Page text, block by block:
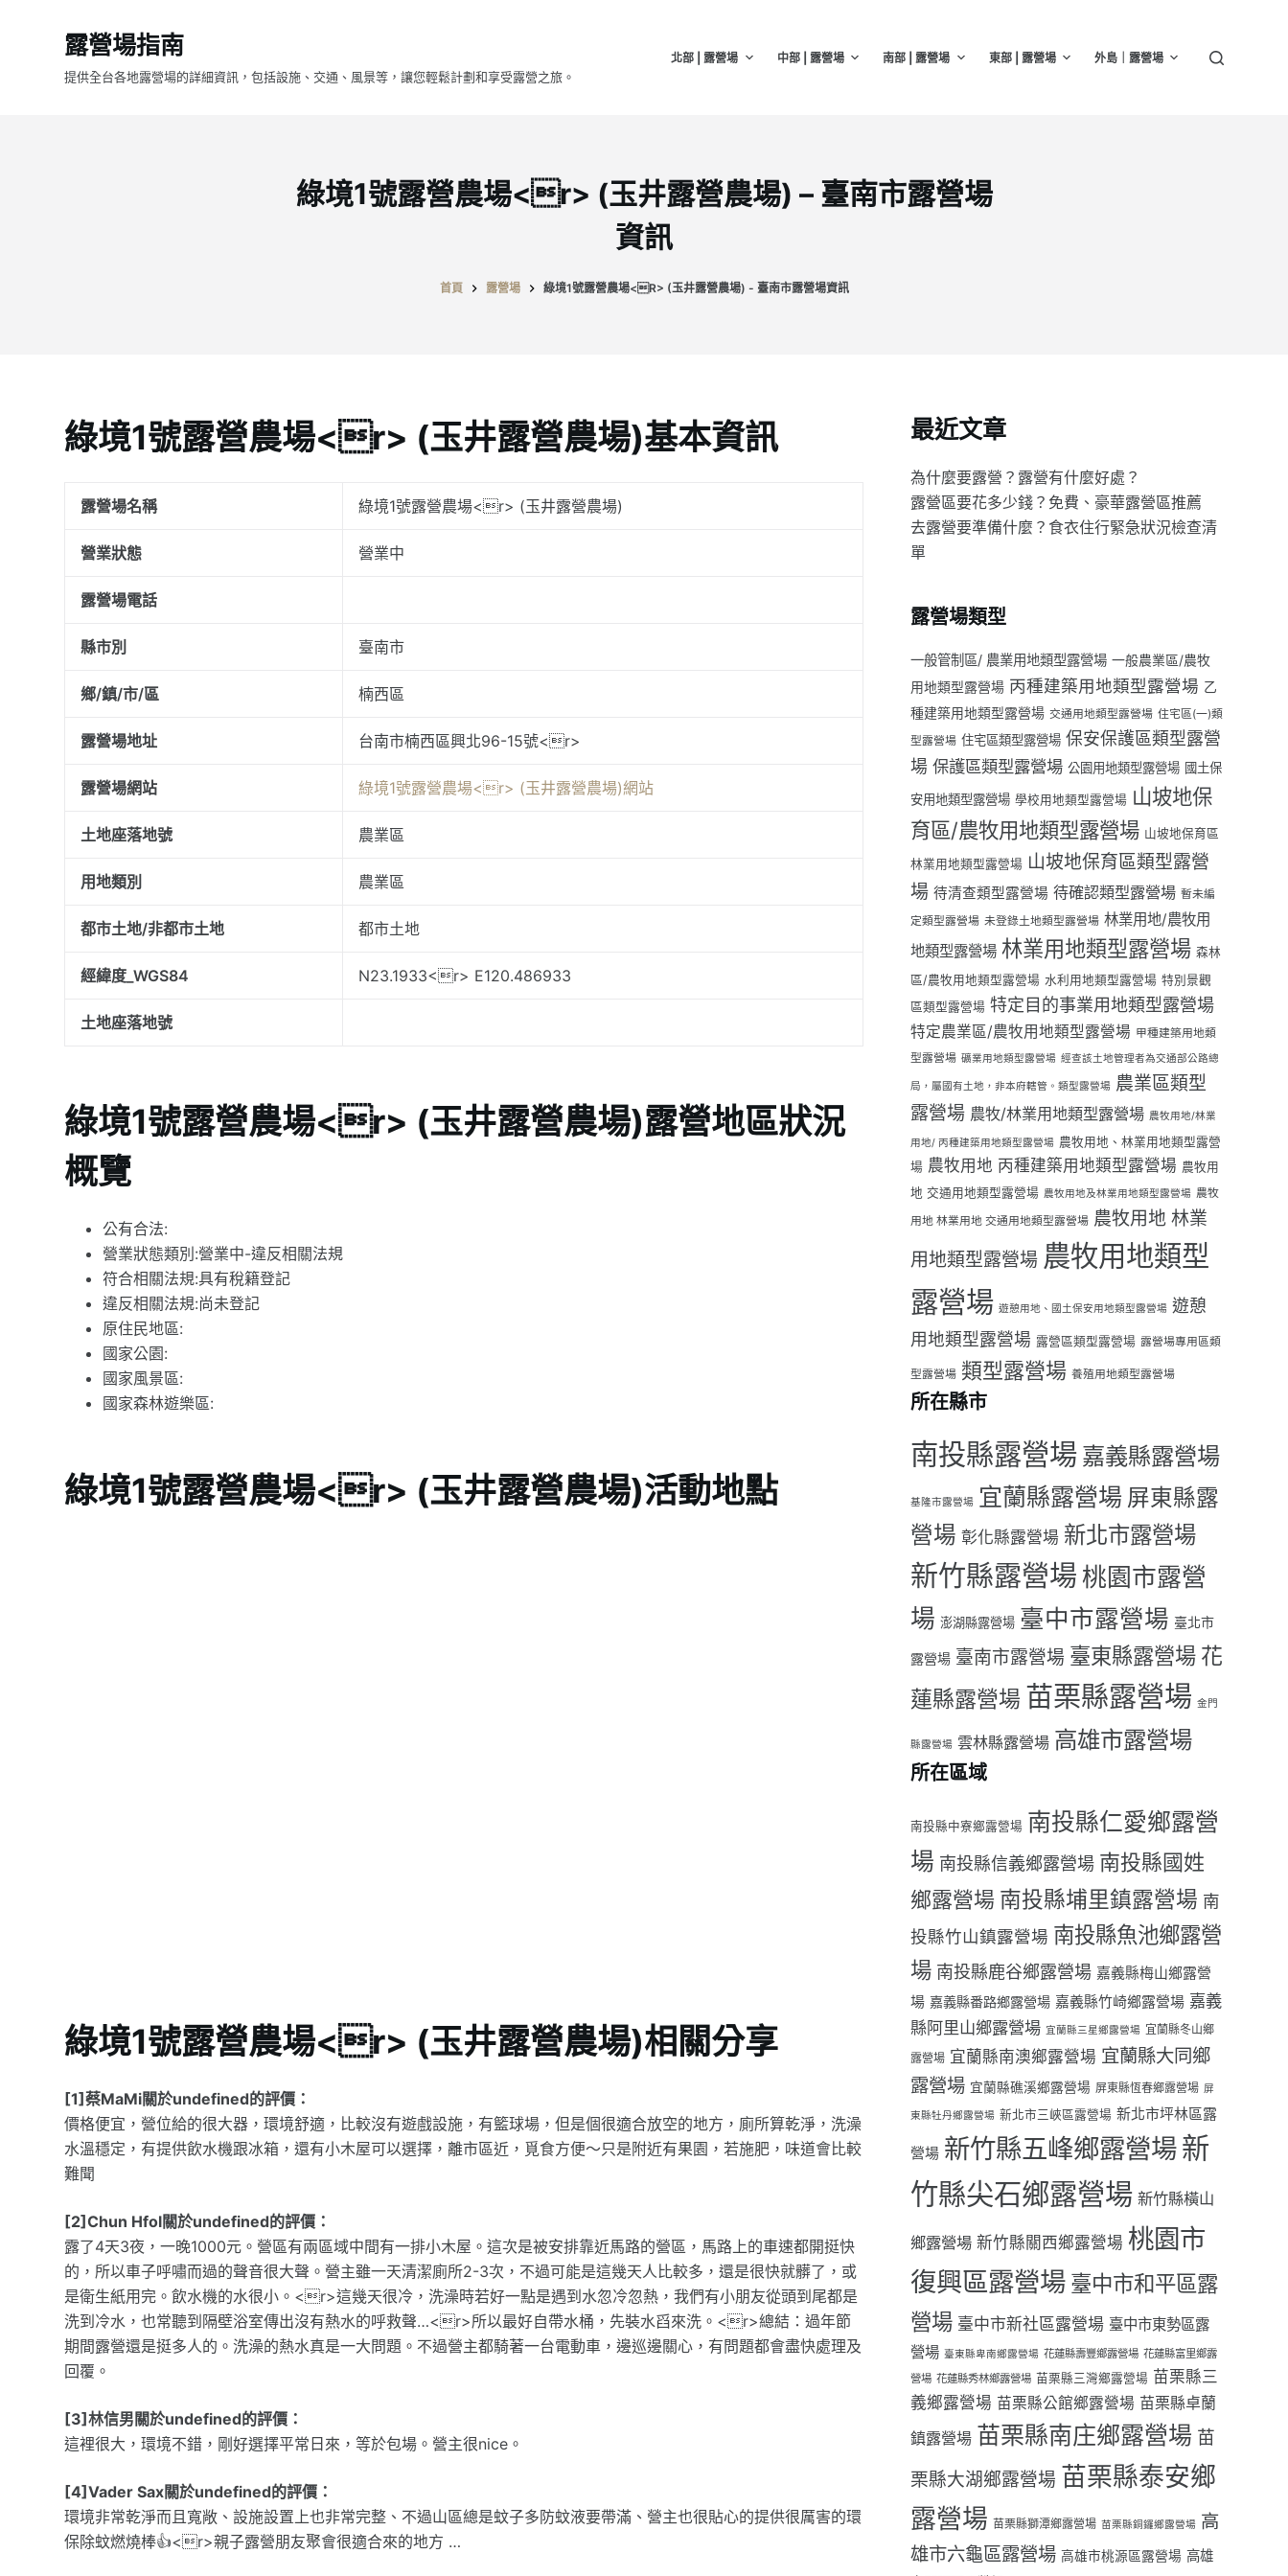
露營場指南
提供全台各地露營場的詳細資訊，包括設施、交通、風景等，讓您輕鬆計劃和享受露營之旅。
北部 | 露營場 中部 | 露營場 南部 | 露營場 東部 | 露營場 外島｜露營場
綠境1號露營農場<r> (玉井露營農場) – 臺南市露營場
資訊
首頁 露營場 綠境1號露營農場<R> (玉井露營農場) - 臺南市露營場資訊
綠境1號露營農場<r> (玉井露營農場)基本資訊
露營場名稱 綠境1號露營農場<r> (玉井露營農場)
營業狀態 營業中
露營場電話
縣市別 臺南市
鄉/鎮/市/區 楠西區
露營場地址 台南市楠西區興北96-15號<r>
露營場網站 綠境1號露營農場<r> (玉井露營農場)網站
土地座落地號 農業區
用地類別 農業區
都市土地/非都市土地 都市土地
經緯度_WGS84 N23.1933<r> E120.486933
土地座落地號
綠境1號露營農場<r> (玉井露營農場)露營地區狀況
概覽
公有合法:
營業狀態類別:營業中-違反相關法規
符合相關法規:具有稅籍登記
違反相關法規:尚未登記
原住民地區:
國家公園:
國家風景區:
國家森林遊樂區:
綠境1號露營農場<r> (玉井露營農場)活動地點
綠境1號露營農場<r> (玉井露營農場)相關分享
[1]蔡MaMi關於undefined的評價：
價格便宜，營位給的很大器，環境舒適，比較沒有遊戲設施，有籃球場，但是個很適合放空的地方，廁所算乾淨，洗澡
水溫穩定，有提供飲水機跟冰箱，還有小木屋可以選擇，離市區近，覓食方便～只是附近有果園，若施肥，味道會比較
難聞
[2]Chun Hfol關於undefined的評價：
露了4天3夜，一晚1000元。營區有兩區域中間有一排小木屋。這次是被安排靠近馬路的營區，馬路上的車速都開挺快
的，所以車子呼嘯而過的聲音很大聲。營主雖一天清潔廁所2-3次，不過可能是這幾天人比較多，還是很快就髒了，或
是衛生紙用完。飲水機的水很小。<r>這幾天很冷，洗澡時若好一點是遇到水忽冷忽熱，我們有小朋友從頭到尾都是
洗到冷水，也常聽到隔壁浴室傳出沒有熱水的呼救聲…<r>所以最好自帶水桶，先裝水舀來洗。<r>總結：過年節
期間露營還是挺多人的。洗澡的熱水真是一大問題。不過營主都騎著一台電動車，邊巡邊關心，有問題都會盡快處理及
回覆。
[3]林信男關於undefined的評價：
這裡很大，環境不錯，剛好選擇平常日來，等於包場。營主很nice。
[4]Vader Sax關於undefined的評價：
環境非常乾淨而且寬敞、設施設置上也非常完整、不過山區總是蚊子多防蚊液要帶滿、營主也很貼心的提供很厲害的環
保除蚊燃燒棒👍<r>親子露營朋友聚會很適合來的地方 …
最近文章
為什麼要露營？露營有什麼好處？
露營區要花多少錢？免費、豪華露營區推薦
去露營要準備什麼？食衣住行緊急狀況檢查清
單
露營場類型
一般管制區/ 農業用地類型露營場 一般農業區/農牧
用地類型露營場 丙種建築用地類型露營場 乙
種建築用地類型露營場 交通用地類型露營場 住宅區(一)類
型露營場 住宅區類型露營場 保安保護區類型露營
場 保護區類型露營場 公園用地類型露營場 國土保
安用地類型露營場 學校用地類型露營場 山坡地保
育區/農牧用地類型露營場 山坡地保育區
林業用地類型露營場 山坡地保育區類型露營
場 待清查類型露營場 待確認類型露營場 暫未編
定類型露營場 未登錄土地類型露營場 林業用地/農牧用
地類型露營場 林業用地類型露營場 森林
區/農牧用地類型露營場 水利用地類型露營場 特別景觀
區類型露營場 特定目的事業用地類型露營場
特定農業區/農牧用地類型露營場 甲種建築用地類
型露營場 礦業用地類型露營場 經查該土地管理者為交通部公路總
局，屬國有土地，非本府轄管。類型露營場 農業區類型
露營場 農牧/林業用地類型露營場 農牧用地/林業
用地/ 丙種建築用地類型露營場 農牧用地、林業用地類型露營
場 農牧用地 丙種建築用地類型露營場 農牧用
地 交通用地類型露營場 農牧用地及林業用地類型露營場 農牧
用地 林業用地 交通用地類型露營場 農牧用地 林業
用地類型露營場 農牧用地類型
露營場 遊憩用地、國土保安用地類型露營場 遊憩
用地類型露營場 露營區類型露營場 露營場專用區類
型露營場 類型露營場 養殖用地類型露營場
所在縣市
南投縣露營場 嘉義縣露營場
基隆市露營場 宜蘭縣露營場 屏東縣露
營場 彰化縣露營場 新北市露營場
新竹縣露營場 桃園市露營
場 澎湖縣露營場 臺中市露營場 臺北市
露營場 臺南市露營場 臺東縣露營場 花
蓮縣露營場 苗栗縣露營場 金門
縣露營場 雲林縣露營場 高雄市露營場
所在區域
南投縣中寮鄉露營場 南投縣仁愛鄉露營
場 南投縣信義鄉露營場 南投縣國姓
鄉露營場 南投縣埔里鎮露營場 南
投縣竹山鎮露營場 南投縣魚池鄉露營
場 南投縣鹿谷鄉露營場 嘉義縣梅山鄉露營
場 嘉義縣番路鄉露營場 嘉義縣竹崎鄉露營場 嘉義
縣阿里山鄉露營場 宜蘭縣三星鄉露營場 宜蘭縣冬山鄉
露營場 宜蘭縣南澳鄉露營場 宜蘭縣大同鄉
露營場 宜蘭縣礁溪鄉露營場 屏東縣恆春鄉露營場 屏
東縣牡丹鄉露營場 新北市三峽區露營場 新北市坪林區露
營場 新竹縣五峰鄉露營場新
竹縣尖石鄉露營場 新竹縣橫山
鄉露營場 新竹縣關西鄉露營場 桃園市
復興區露營場 臺中市和平區露
營場 臺中市新社區露營場 臺中市東勢區露
營場 臺東縣卑南鄉露營場 花蓮縣壽豐鄉露營場 花蓮縣富里鄉露
營場 花蓮縣秀林鄉露營場 苗栗縣三灣鄉露營場 苗栗縣三
義鄉露營場 苗栗縣公館鄉露營場 苗栗縣卓蘭
鎮露營場 苗栗縣南庄鄉露營場 苗
栗縣大湖鄉露營場 苗栗縣泰安鄉
露營場 苗栗縣獅潭鄉露營場 苗栗縣銅鑼鄉露營場 高
雄市六龜區露營場 高雄市桃源區露營場 高雄